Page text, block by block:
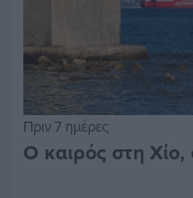
Πριν 7 ημέρες
Ο καιρός στη